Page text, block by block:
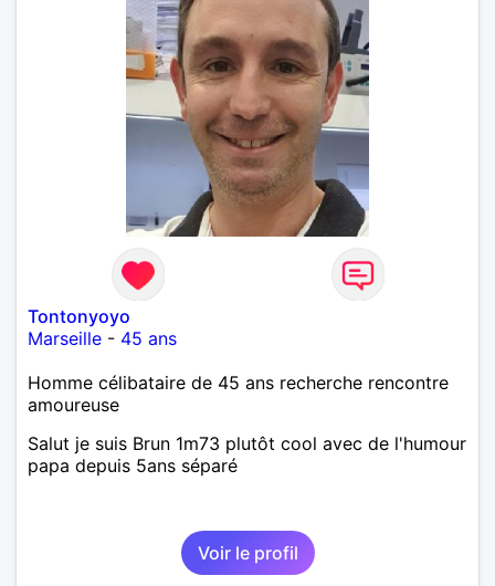
encore, le tout dans la joie et la bonne humeur;
Tontonyoyo
Marseille - 45 ans
Homme célibataire de 45 ans recherche rencontre
amoureuse
Salut je suis Brun 1m73 plutôt cool avec de l'humour
papa depuis 5ans séparé
Voir le profil